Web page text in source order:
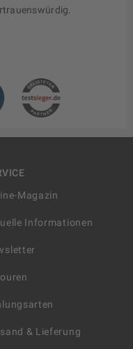
Magazin
Informationen
& Lieferung